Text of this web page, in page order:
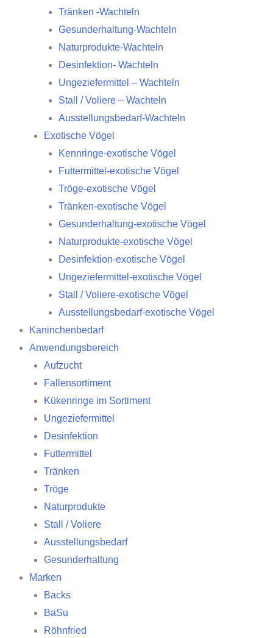
Tränken -Wachteln
Gesunderhaltung-Wachteln
Naturprodukte-Wachteln
Desinfektion- Wachteln
Ungeziefermittel – Wachteln
Stall / Voliere – Wachteln
Ausstellungsbedarf-Wachteln
Exotische Vögel
Kennringe-exotische Vögel
Futtermittel-exotische Vögel
Tröge-exotische Vögel
Tränken-exotische Vögel
Gesunderhaltung-exotische Vögel
Naturprodukte-exotische Vögel
Desinfektion-exotische Vögel
Ungeziefermittel-exotische Vögel
Stall / Voliere-exotische Vögel
Ausstellungsbedarf-exotische Vögel
Kaninchenbedarf
Anwendungsbereich
Aufzucht
Fallensortiment
Kükenringe im Sortiment
Ungeziefermittel
Desinfektion
Futtermittel
Tränken
Tröge
Naturprodukte
Stall / Voliere
Ausstellungsbedarf
Gesunderhaltung
Marken
Backs
BaSu
Röhnfried